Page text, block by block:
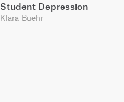
Student Depression
Klara Buehr